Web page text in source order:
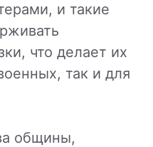
и такие
что делает их
так и для
общины,